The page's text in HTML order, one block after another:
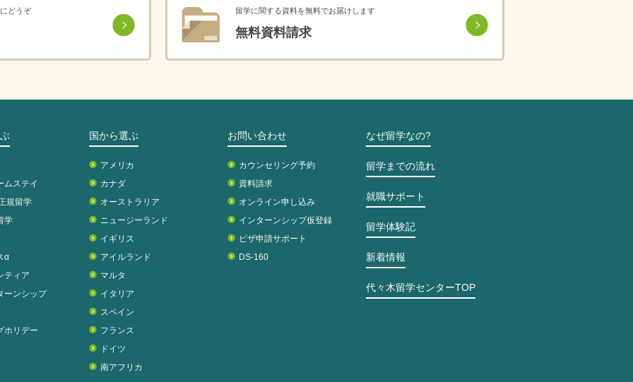
どうぞ 留学に関する資料を無料でお届けします
無料資料請求
ムステイ
規留学
学
α
ティア
ーンシップ
ホリデー
国から選ぶ
アメリカ
カナダ
オーストラリア
ニュージーランド
イギリス
アイルランド
マルタ
イタリア
スペイン
フランス
ドイツ
南アフリカ
お問い合わせ
カウンセリング予約
資料請求
オンライン申し込み
インターンシップ仮登録
ビザ申請サポート
DS-160
なぜ留学なの?
留学までの流れ
就職サポート
留学体験記
新着情報
代々木留学センターTOP